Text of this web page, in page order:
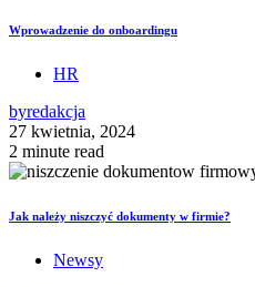
Wprowadzenie do onboardingu
HR
byredakcja
27 kwietnia, 2024
2 minute read
Jak należy niszczyć dokumenty w firmie?
Newsy